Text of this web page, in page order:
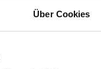
Über Cookies